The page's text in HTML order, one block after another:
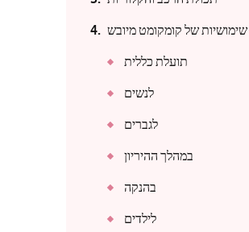
שימושיות של קומקומט מיובש
תועלת כללית
לנשים
לגברים
במהלך ההיריון
בהנקה
לילדים